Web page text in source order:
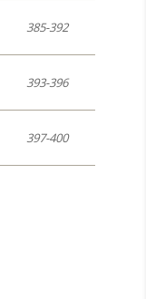
385-392
393-396
397-400